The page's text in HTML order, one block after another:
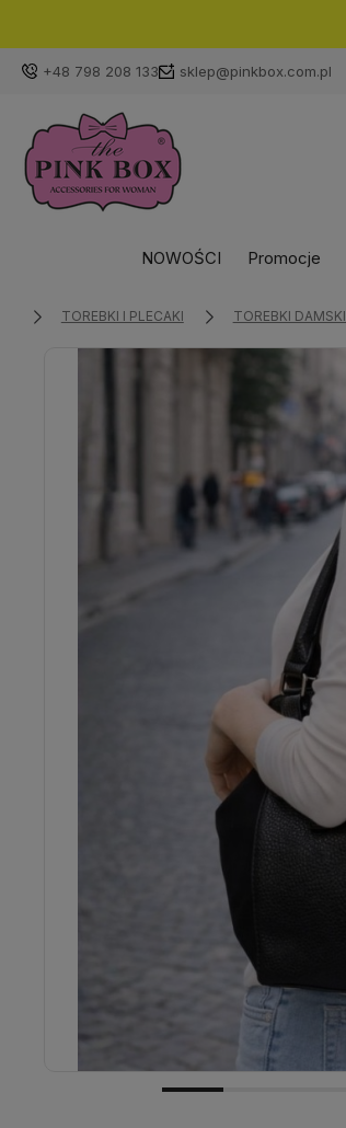
+48 798 208 133 sklep@pinkbox.com.pl
NOWOŚCI Promocje
TOREBKI I PLECAKI TOREBKI